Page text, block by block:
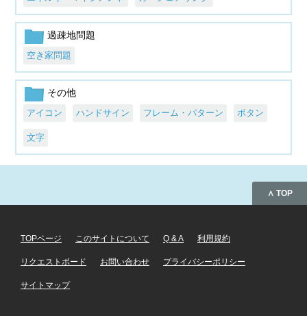
過疎地問題
空き家問題
その他
アイコン ハンドサイン フレーム・パターン ボタン
文字
∧ TOP
TOPページ このサイトについて Q & A 利用規約
リクエストボード お問い合わせ プライバシーポリシー
サイトマップ